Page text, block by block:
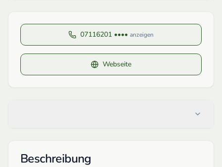
07116201 •••• anzeigen
Webseite
Beschreibung